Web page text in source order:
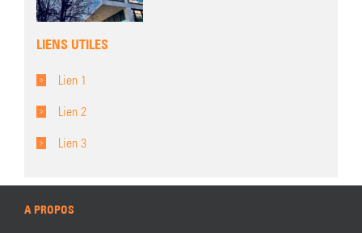
LIENS UTILES
Lien 1
Lien 2
Lien 3
A PROPOS